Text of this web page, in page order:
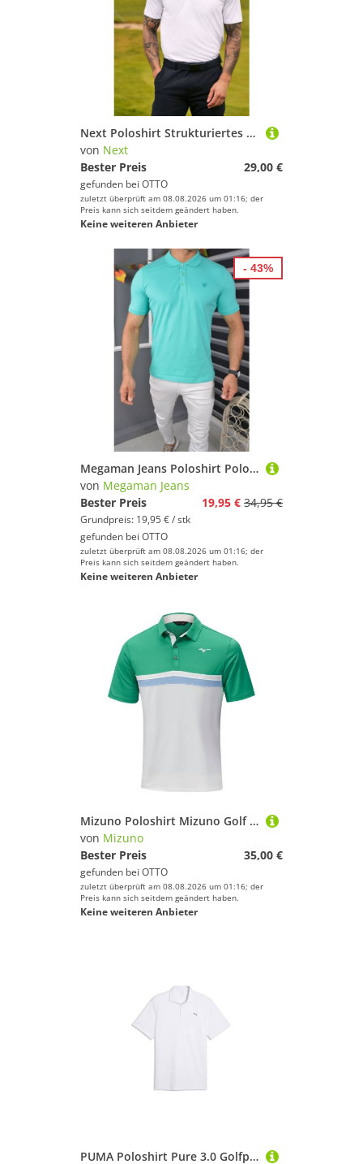
Next Poloshirt Strukturiertes Golf-Polohemd (1-tlg)
von Next
Bester Preis
29,00 €
gefunden bei OTTO
zuletzt überprüft am 08.08.2026 um 01:16; der
Preis kann sich seitdem geändert haben.
Keine weiteren Anbieter
Megaman Jeans Poloshirt Polo Shirts Herren Kurzarm Golf Tennis Outdoor Sommer Sports
von Megaman Jeans
Bester Preis
19,95 € 34,95 €
Grundpreis: 19,95 € / stk
gefunden bei OTTO
zuletzt überprüft am 08.08.2026 um 01:16; der
Preis kann sich seitdem geändert haben.
Keine weiteren Anbieter
- 43%
Mizuno Poloshirt Mizuno Golf Polo Quick Dry Horizon Grün-Weiß Herren
von Mizuno
Bester Preis
35,00 €
gefunden bei OTTO
zuletzt überprüft am 08.08.2026 um 01:16; der
Preis kann sich seitdem geändert haben.
Keine weiteren Anbieter
PUMA Poloshirt Pure 3.0 Golfpolo Herren